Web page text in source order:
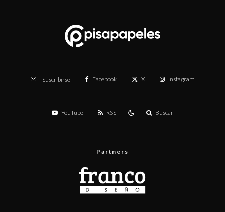
Suscribirse Facebook X Instagram
YouTube RSS Buscar
Partners